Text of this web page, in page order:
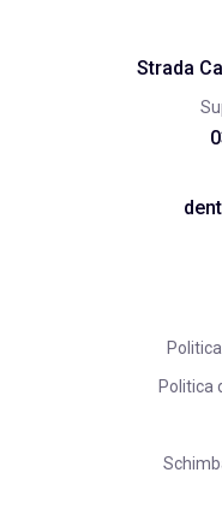
Strada
Politica